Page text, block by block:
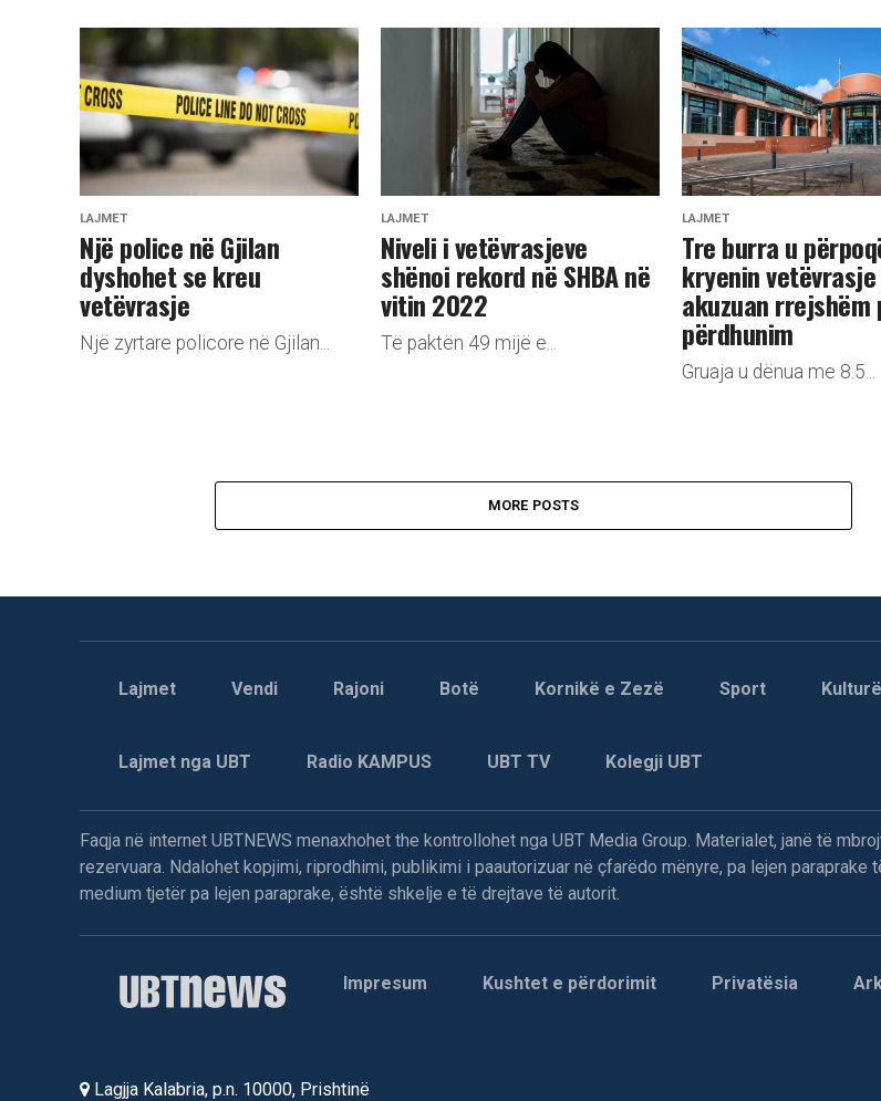
LAJMET
Një police në Gjilan
dyshohet se kreu
vetëvrasje
Një zyrtare policore në Gjilan...
LAJMET
Niveli i vetëvrasjeve
shënoi rekord në SHBA në
vitin 2022
Të paktën 49 mijë e...
LAJMET
Tre burra u
kryenin
akuzuan rrejshëm
përdhunim
Gruaja u dënua me 8.5...
MORE POSTS
Lajmet Vendi Rajoni Botë Kornikë e Zezë Sport Kulturë
Lajmet nga UBT Radio KAMPUS UBT TV Kolegji UBT
Faqja në internet UBTNEWS menaxhohet the kontrollohet nga UBT Media Group. Materialet, janë të
rezervuara. Ndalohet kopjimi, riprodhimi, publikimi i paautorizuar në çfarëdo mënyre, pa lejen
medium tjetër pa lejen paraprake, është shkelje e të drejtave të autorit.
Impresum Kushtet e përdorimit Privatësia
Lagjja Kalabria, p.n. 10000, Prishtinë